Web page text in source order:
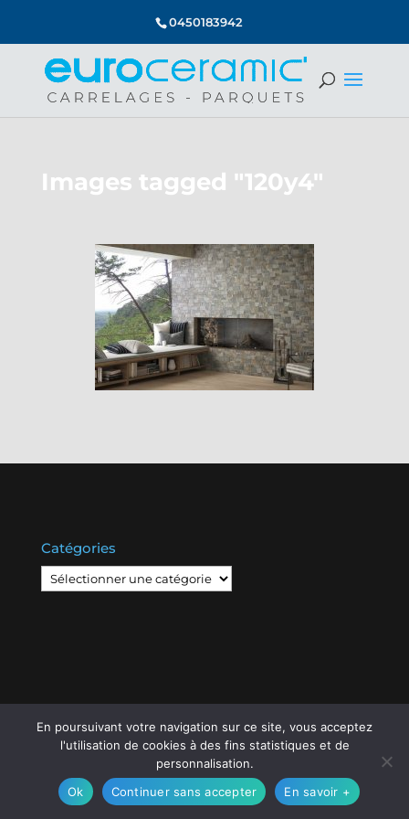
0450183942
Images tagged "120y4"
Catégories
Catégories
© Copyright8082020 -Les Entreprises Locales-
Mentions Légales – RGPD – Protection de la vie
privée – Gestion des cookies
En poursuivant votre navigation sur ce site, vous acceptez
l'utilisation de cookies à des fins statistiques et de
personnalisation.
Ok
Continuer sans accepter En savoir +